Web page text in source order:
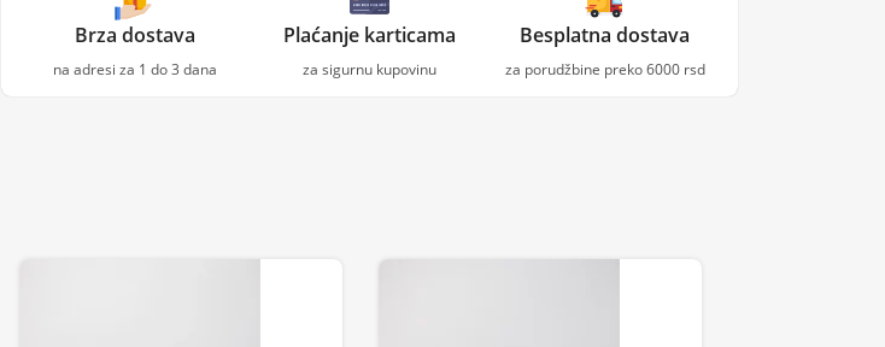
Brza dostava
na adresi za 1 do 3 dana
Plaćanje karticama
za sigurnu kupovinu
Besplatna dostava
za porudžbine preko 6000 rsd